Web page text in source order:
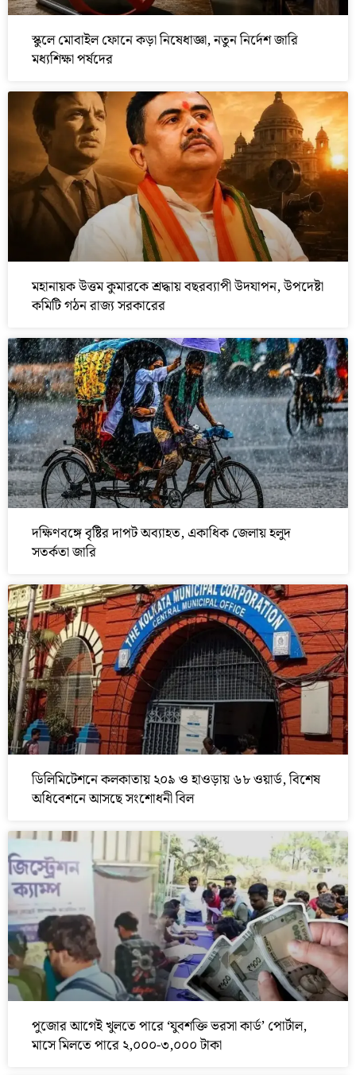
স্কুলে মোবাইল ফোনে কড়া নিষেধাজ্ঞা, নতুন নির্দেশ জারি
মধ্যশিক্ষা পর্ষদের
মহানায়ক উত্তম কুমারকে শ্রদ্ধায় বছরব্যাপী উদযাপন, উপদেষ্টা
কমিটি গঠন রাজ্য সরকারের
দক্ষিণবঙ্গে বৃষ্টির দাপট অব্যাহত, একাধিক জেলায় হলুদ
সতর্কতা জারি
ডিলিমিটেশনে কলকাতায় ২০৯ ও হাওড়ায় ৬৮ ওয়ার্ড, বিশেষ
অধিবেশনে আসছে সংশোধনী বিল
পুজোর আগেই খুলতে পারে ‘যুবশক্তি ভরসা কার্ড’ পোর্টাল,
মাসে মিলতে পারে ২,০০০-৩,০০০ টাকা